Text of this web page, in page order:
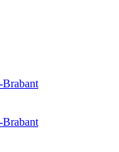
Brabant
Brabant